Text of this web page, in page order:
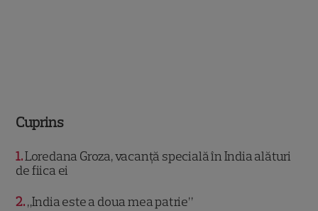
Cuprins
1 Loredana Groza, vacanță specială în India alături
de fiica ei
2 „India este a doua mea patrie”